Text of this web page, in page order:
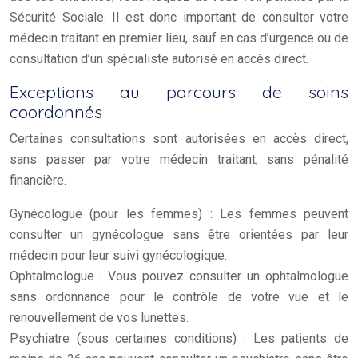
Sécurité Sociale. Il est donc important de consulter votre
médecin traitant en premier lieu, sauf en cas d’urgence ou de
consultation d’un spécialiste autorisé en accès direct.
Exceptions au parcours de soins
coordonnés
Certaines consultations sont autorisées en accès direct,
sans passer par votre médecin traitant, sans pénalité
financière.
Gynécologue (pour les femmes) : Les femmes peuvent
consulter un gynécologue sans être orientées par leur
médecin pour leur suivi gynécologique.
Ophtalmologue : Vous pouvez consulter un ophtalmologue
sans ordonnance pour le contrôle de votre vue et le
renouvellement de vos lunettes.
Psychiatre (sous certaines conditions) : Les patients de